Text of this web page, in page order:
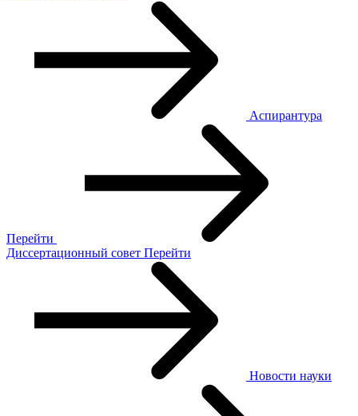
Аспирантура
Перейти
Диссертационный совет Перейти
Новости науки